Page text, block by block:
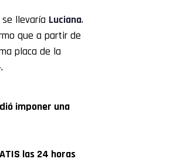
llevaría Luciana.
que a partir de
placa de la
imponer una
las 24 horas